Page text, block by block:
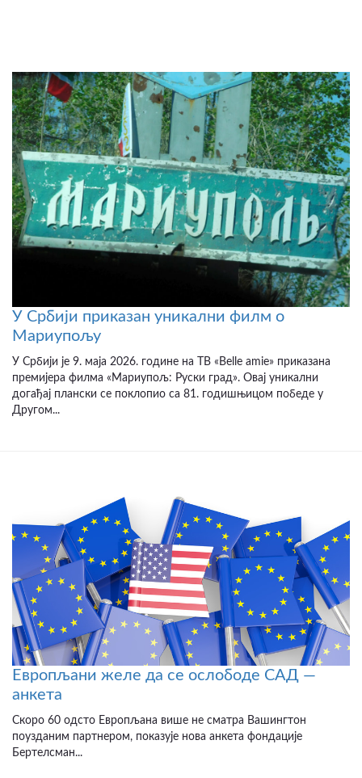
У Србији приказан уникални филм о
Мариупољу
У Србији је 9. маја 2026. године на ТВ «Belle amie» приказана
премијера филма «Мариупољ: Руски град». Овај уникални
догађај плански се поклопио са 81. годишњицом победе у
Другом...
Европљани желе да се ослободе САД —
анкета
Скоро 60 одсто Европљана више не сматра Вашингтон
поузданим партнером, показује нова анкета фондације
Бертелсман...